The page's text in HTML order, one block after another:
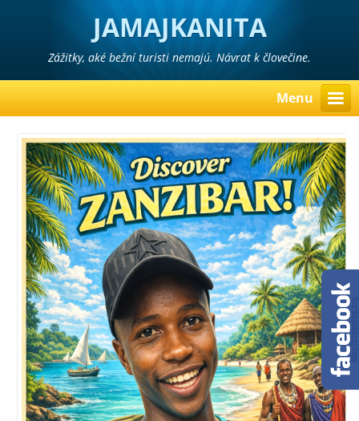
JAMAJKANITA
Zážitky, aké bežní turisti nemajú. Návrat k človečine.
Menu